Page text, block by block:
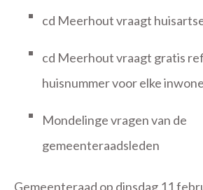
cd Meerhout vraagt
cd Meerhout vraagt gratis
huisnummer voor elke
Mondelinge vragen van de
gemeenteraadsleden
Gemeenteraad op dinsdag 11